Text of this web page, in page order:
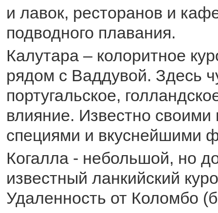
и лавок, ресторанов и
подводного плавания.
Калутара – колоритное
рядом с Ваддувой. Здесь
португальское,
влияние. Известно своими
специями и вкуснейшими
Когалла - небольшой, но
известный ланкийский
Удаленность от Коломбо